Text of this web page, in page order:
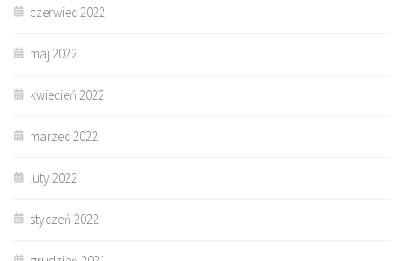
czerwiec 2022
maj 2022
kwiecień 2022
marzec 2022
luty 2022
styczeń 2022